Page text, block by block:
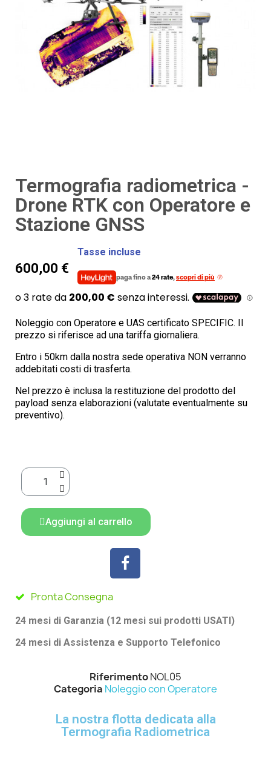
Termografia radiometrica -
Drone RTK con Operatore e
Stazione GNSS
600,00 €
Tasse incluse
paga fino a24 rate,scopri di più
Noleggio con Operatore e UAS certificato SPECIFIC. Il
prezzo si riferisce ad una tariffa giornaliera.
Entro i 50km dalla nostra sede operativa NON verranno
addebitati costi di trasferta.
Nel prezzo è inclusa la restituzione del prodotto del
payload senza elaborazioni (valutate eventualmente su
preventivo).
Aggiungi al carrello
Pronta Consegna
24 mesi di Garanzia (12 mesi sui prodotti USATI)
24 mesi di Assistenza e Supporto Telefonico
RiferimentoNOL05
Categoria Noleggio con Operatore
La nostra flotta dedicata alla
Termografia Radiometrica